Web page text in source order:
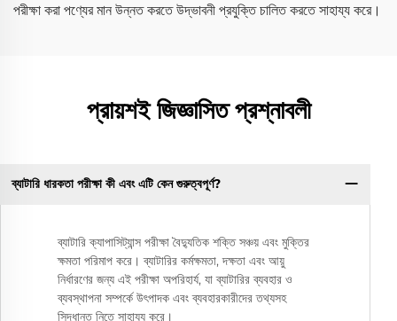
পরীক্ষা করা পণ্যের মান উন্নত করতে উদ্ভাবনী প্রযুক্তি চালিত করতে সাহায্য করে।
প্রায়শই জিজ্ঞাসিত প্রশ্নাবলী
ব্যাটারি ধারকতা পরীক্ষা কী এবং এটি কেন গুরুত্বপূর্ণ?
ব্যাটারি ক্যাপাসিট্যান্স পরীক্ষা বৈদ্যুতিক শক্তি সঞ্চয় এবং মুক্তির
ক্ষমতা পরিমাপ করে। ব্যাটারির কর্মক্ষমতা, দক্ষতা এবং আয়ু
নির্ধারণের জন্য এই পরীক্ষা অপরিহার্য, যা ব্যাটারির ব্যবহার ও
ব্যবস্থাপনা সম্পর্কে উৎপাদক এবং ব্যবহারকারীদের তথ্যসহ
সিদ্ধান্ত নিতে সাহায্য করে।